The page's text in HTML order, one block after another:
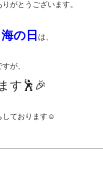
がとうございます。
海の日 は、
が、
す🕺🎉
しております☺️